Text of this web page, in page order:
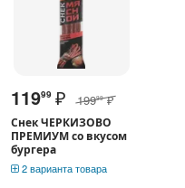
11999 ₽ 19999 ₽
Снек ЧЕРКИЗОВО
ПРЕМИУМ со вкусом
бургера
2 варианта товара